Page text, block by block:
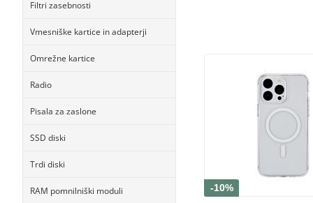
Filtri zasebnosti
Vmesniške kartice in adapterji
Omrežne kartice
Radio
Pisala za zaslone
SSD diski
Trdi diski
RAM pomnilniški moduli -10%